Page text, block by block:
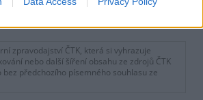
zpravodajství ČTK, která si vyhrazuje
nebo další šíření obsahu ze zdrojů ČTK
bez předchozího písemného souhlasu ze